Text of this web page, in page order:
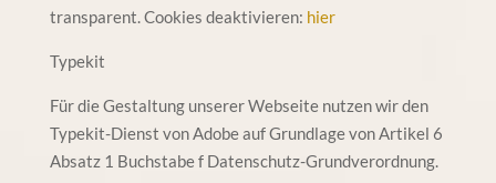
transparent. Cookies deaktivieren: hier
Typekit
Für die Gestaltung unserer Webseite nutzen wir den
Typekit-Dienst von Adobe auf Grundlage von Artikel 6
Absatz 1 Buchstabe f Datenschutz-Grundverordnung.